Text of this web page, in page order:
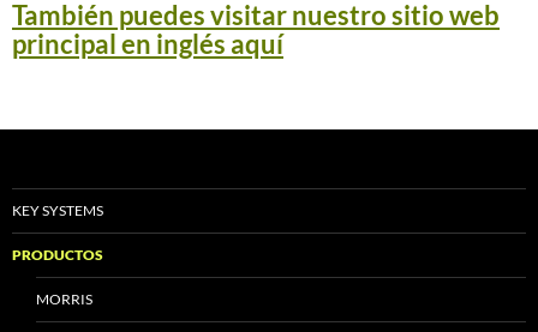
También puedes visitar nuestro sitio web
principal en inglés aquí
KEY SYSTEMS
PRODUCTOS
MORRIS